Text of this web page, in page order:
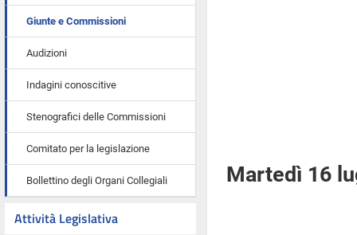
Giunte e Commissioni
Audizioni
Indagini conoscitive
Stenografici delle Commissioni
Comitato per la legislazione
Bollettino degli Organi Collegiali
Attività Legislativa
Martedì 16